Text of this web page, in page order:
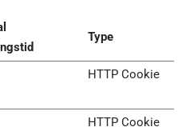
Type
HTTP Cookie
HTTP Cookie